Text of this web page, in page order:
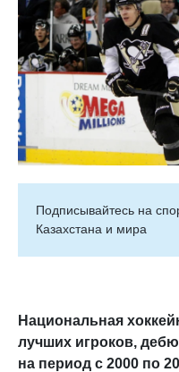
Подписывайтесь на
Казахстана и мира
Национальная
лучших игроков,
на период с 2000 по